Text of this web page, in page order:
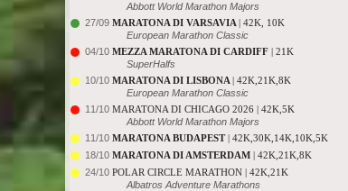
Abbott World Marathon Majors
27/09 MARATONA DI VARSAVIA | 42K, 10K
European Marathon Classic
04/10 MEZZA MARATONA DI CARDIFF | 21K
SuperHalfs
10/10 MARATONA DI LISBONA | 42K,21K,8K
European Marathon Classic
11/10 MARATONA DI CHICAGO 2026 | 42K,5K
Abbott World Marathon Majors
11/10 MARATONA BUDAPEST| 42K,30K,14K,10K,5K
18/10 MARATONA DI AMSTERDAM | 42K,21K,8K
24/10 POLAR CIRCLE MARATHON | 42K,21K
Albatros Adventure Marathons